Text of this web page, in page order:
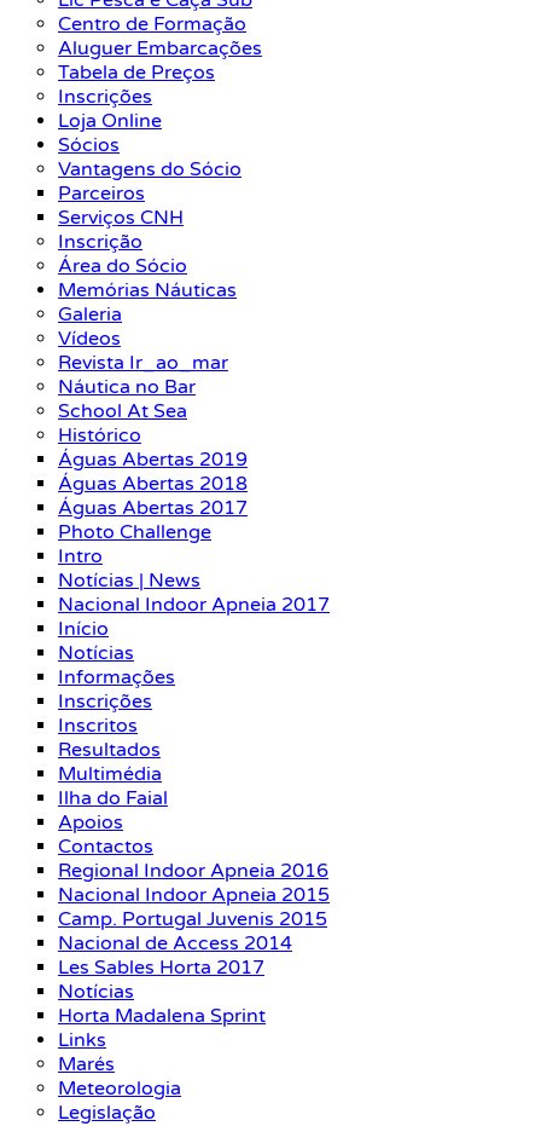
Centro de Formação
Aluguer Embarcações
Tabela de Preços
Inscrições
Loja Online
Sócios
Vantagens do Sócio
Parceiros
Serviços CNH
Inscrição
Área do Sócio
Memórias Náuticas
Galeria
Vídeos
Revista Ir_ao_mar
Náutica no Bar
School At Sea
Histórico
Águas Abertas 2019
Águas Abertas 2018
Águas Abertas 2017
Photo Challenge
Intro
Notícias | News
Nacional Indoor Apneia 2017
Início
Notícias
Informações
Inscrições
Inscritos
Resultados
Multimédia
Ilha do Faial
Apoios
Contactos
Regional Indoor Apneia 2016
Nacional Indoor Apneia 2015
Camp. Portugal Juvenis 2015
Nacional de Access 2014
Les Sables Horta 2017
Notícias
Horta Madalena Sprint
Links
Marés
Meteorologia
Legislação